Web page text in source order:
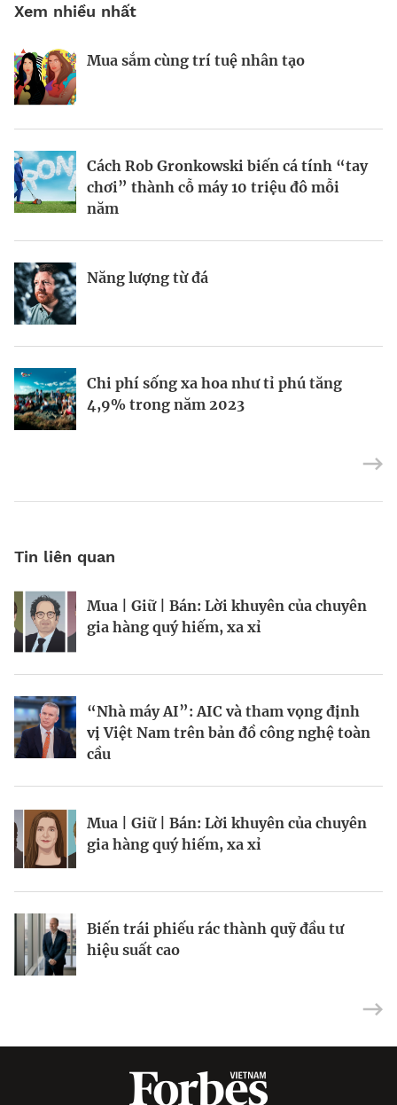
Xem nhiều nhất
Mua sắm cùng trí tuệ nhân tạo
Cách Rob Gronkowski biến cá tính “tay
chơi” thành cỗ máy 10 triệu đô mỗi
năm
Năng lượng từ đá
Chi phí sống xa hoa như tỉ phú tăng
4,9% trong năm 2023
Nhà sáng lập 25 tuổi và tham vọng lật
Thợ săn khoản vay
Nếu biết tận dụng, AI sẽ giúp điều hành
công ty tốt hơn
Định vị doanh nghiệp Việt trên bản đồ
kinh tế toàn cầu
Kiểm soát bất ổn và bảo vệ sức khỏe
BRANDCONNECT | Brand Contributor
Champagne hàng đầu cho chất riêng
mùa lễ hội
Kết nối liên vùng: Đòn bẩy chiến lược
Mukesh Ambani sắp chuyển giao quyền
điều hành Reliance Industries cho các
Tin liên quan
Mua | Giữ | Bán: Lời khuyên của chuyên
gia hàng quý hiếm, xa xỉ
“Nhà máy AI”: AIC và tham vọng định
vị Việt Nam trên bản đồ công nghệ toàn
cầu
Mua | Giữ | Bán: Lời khuyên của chuyên
gia hàng quý hiếm, xa xỉ
Biến trái phiếu rác thành quỹ đầu tư
hiệu suất cao
Kinh Bắc gia nhập lĩnh vực AI với dự án
tỷ đô
Chiến lược bảo vệ vốn trước rủi ro thị
trường
Mua | Giữ | Bán: Lời khuyên của chuyên
gia hàng quý hiếm, xa xỉ
Từ nỗi lo về mụn đến doanh thu 10 triệu
USD
Tiền cũng mọc trên cây, chỉ là hơi chậm
chút?
Chuyên gia “theo dõi” tỷ phú
Hiệp hội Logistics và Cảng biển
TP.HCM: Hợp nhất sức mạnh, vươn tầm
Tại sao cổ phiếu vốn hóa nhỏ đã sẵn